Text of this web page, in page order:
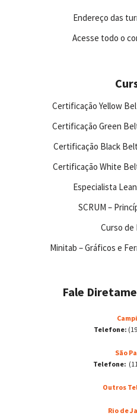
Endereço das
Acesse todo o
Certificação Yellow
Certificação Green
Certificação Black
Certificação White
Especialista
SCRUM –
Curso
Minitab – Gráficos e
Fale
Telefone:
São
Telefone:
Outros
Rio de